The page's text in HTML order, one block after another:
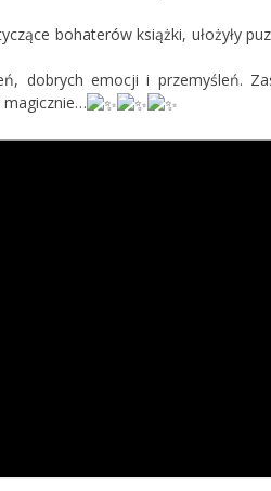
bohaterów książki, ułożyły
dobrych emocji i przemyśleń.
magicznie…